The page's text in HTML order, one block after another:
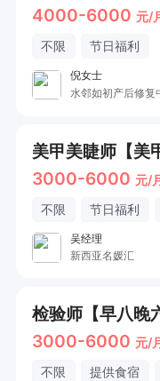
4000-6000 元/
不限 节日福利
倪女士
水邻如初产后修复
美甲美睫师【美
3000-6000 元/
不限 节日福利
吴经理
新西亚名媛汇
检验师【早八晚
3000-6000 元/
不限 提供食宿